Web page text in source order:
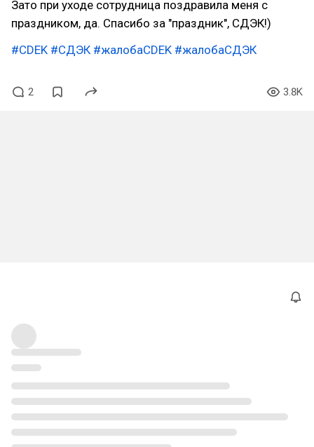
Зато при уходе сотрудница поздравила меня с
праздником, да. Спасибо за "праздник", СДЭК!)
#CDEK #СДЭК #жалобаCDEK #жалобаСДЭК
2 3.8K